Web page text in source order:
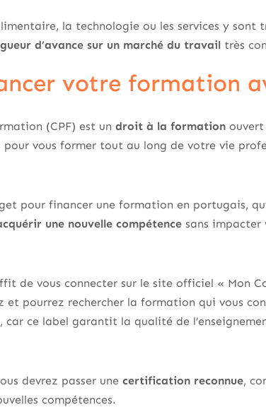
la technologie ou les services y sont
d’avance sur un marché du travail très
votre formation
(CPF) est un droit à la formation
pour vous former tout au long de votre vie
pour financer une formation en portugais,
une nouvelle compétence sans impacter
de vous connecter sur le site officiel « Mon
et pourrez rechercher la formation qui vous
, car ce label garantit la qualité de
devrez passer une certification reconnue,
compétences.